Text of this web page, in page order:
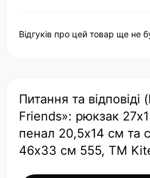
Відгуків про цей товар ще не
Питання та відповіді
Friends»: рюкзак
пенал 20,5х14 см та
46х33 см 555, ТМ